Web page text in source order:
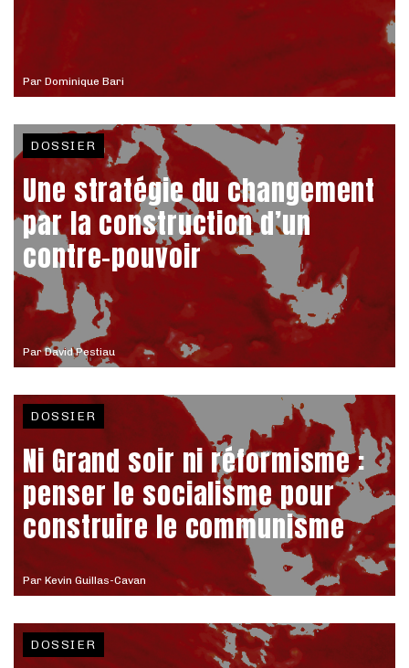
Par Dominique Bari
ParDavid Pestiau
DOSSIER
Une stratégie du changement
par la construction d’un
contre-pouvoir
Par Kevin Guillas-Cavan
DOSSIER
Ni Grand soir ni réformisme :
penser le socialisme pour
construire le communisme
DOSSIER